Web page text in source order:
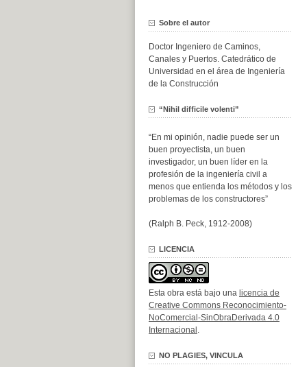
Sobre el autor
Doctor Ingeniero de Caminos,
Canales y Puertos. Catedrático de
Universidad en el área de Ingeniería
de la Construcción
“Nihil difficile volenti”
“En mi opinión, nadie puede ser un
buen proyectista, un buen
investigador, un buen líder en la
profesión de la ingeniería civil a
menos que entienda los métodos y los
problemas de los constructores”
(Ralph B. Peck, 1912-2008)
LICENCIA
Esta obra está bajo una licencia de
Creative Commons Reconocimiento-
NoComercial-SinObraDerivada 4.0
Internacional .
NO PLAGIES, VINCULA